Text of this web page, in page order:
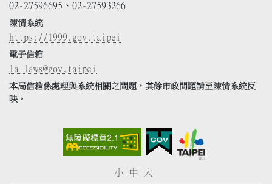
02-27596695、02-27593266
陳情系統
https://1999.gov.taipei
電子信箱
la_laws@gov.taipei
本局信箱係處理與系統相關之問題，其餘市政問題請至陳情系統反
映。
小 中 大